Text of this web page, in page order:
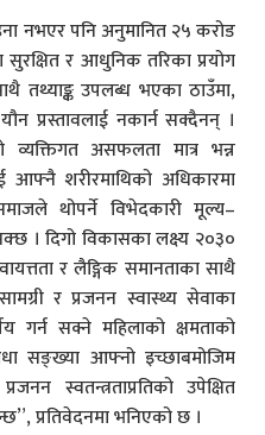
नभएर पनि अनुमानित २५ करोड
र आधुनिक तरिका प्रयोग
तथ्याङ्क उपलब्ध भएका ठाउँमा,
प्रस्तावलाई नकार्न सक्दैनन् ।
व्यक्तिगत असफलता मात्र भन्न
शरीरमाथिको अधिकारमा
थोपर्ने विभेदकारी मूल्य–
। दिगो विकासका लक्ष्य २०३०
र लैङ्गिक समानताका साथै
र प्रजनन स्वास्थ्य सेवाका
गर्न सक्ने महिलाको क्षमताको
सङ्ख्या आफ्नो इच्छाबमोजिम
स्वतन्त्रताप्रतिको उपेक्षित
प्रतिवेदनमा भनिएको छ ।